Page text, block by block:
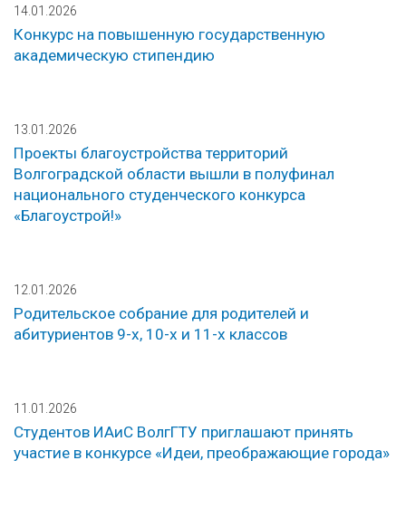
14.01.2026
Конкурс на повышенную государственную
академическую стипендию
13.01.2026
Проекты благоустройства территорий
Волгоградской области вышли в полуфинал
национального студенческого конкурса
«Благоустрой!»
12.01.2026
Родительское собрание для родителей и
абитуриентов 9-х, 10-х и 11-х классов
11.01.2026
Студентов ИАиС ВолгГТУ приглашают принять
участие в конкурсе «Идеи, преображающие города»